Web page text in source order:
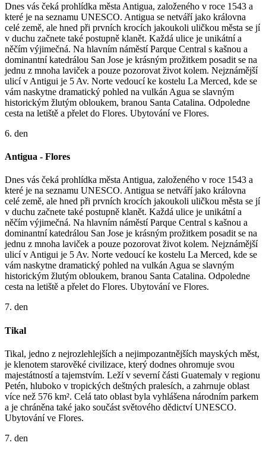
Dnes vás čeká prohlídka města Antigua, založeného v roce 1543 a
které je na seznamu UNESCO. Antigua se netváří jako královna
celé země, ale hned při prvních krocích jakoukoli uličkou města se jí
v duchu začnete také postupně klanět. Každá ulice je unikátní a
něčím výjimečná. Na hlavním náměstí Parque Central s kašnou a
dominantní katedrálou San Jose je krásným prožitkem posadit se na
jednu z mnoha laviček a pouze pozorovat život kolem. Nejznámější
ulicí v Antigui je 5 Av. Norte vedoucí ke kostelu La Merced, kde se
vám naskytne dramatický pohled na vulkán Agua se slavným
historickým žlutým obloukem, branou Santa Catalina. Odpoledne
cesta na letiště a přelet do Flores. Ubytování ve Flores.
6. den
Antigua - Flores
Dnes vás čeká prohlídka města Antigua, založeného v roce 1543 a
které je na seznamu UNESCO. Antigua se netváří jako královna
celé země, ale hned při prvních krocích jakoukoli uličkou města se jí
v duchu začnete také postupně klanět. Každá ulice je unikátní a
něčím výjimečná. Na hlavním náměstí Parque Central s kašnou a
dominantní katedrálou San Jose je krásným prožitkem posadit se na
jednu z mnoha laviček a pouze pozorovat život kolem. Nejznámější
ulicí v Antigui je 5 Av. Norte vedoucí ke kostelu La Merced, kde se
vám naskytne dramatický pohled na vulkán Agua se slavným
historickým žlutým obloukem, branou Santa Catalina. Odpoledne
cesta na letiště a přelet do Flores. Ubytování ve Flores.
7. den
Tikal
Tikal, jedno z nejrozlehlejších a nejimpozantnějších mayských měst,
je klenotem starověké civilizace, který dodnes ohromuje svou
majestátností a tajemstvím. Leží v severní části Guatemaly v regionu
Petén, hluboko v tropických deštných pralesích, a zahrnuje oblast
více než 576 km². Celá tato oblast byla vyhlášena národním parkem
a je chráněna také jako součást světového dědictví UNESCO.
Ubytování ve Flores.
7. den